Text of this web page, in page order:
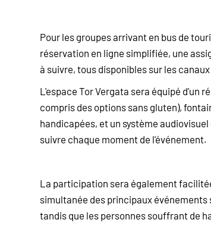
Pour les groupes arrivant en bus de
réservation en ligne simplifiée, une
à suivre, tous disponibles sur les
L'espace Tor Vergata sera équipé d'un
compris des options sans gluten),
handicapées, et un système
suivre chaque moment de l'événement.
La participation sera également
simultanée des principaux événements
tandis que les personnes souffrant de